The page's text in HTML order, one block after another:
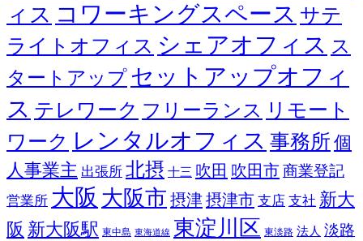
ィス コワーキングスペース サテ
ライトオフィス シェアオフィス ス
タートアップセットアップオフィ
ス テレワーク フリーランス リモート
ワーク レンタルオフィス 事務所 個
人事業主 出張所 北摂 十三 吹田 吹田市商業登記
営業所 大阪 大阪市 摂津摂津市 支店 支社 新大
阪 新大阪駅 東中島 東海道線 東淀川区 東淡路 法人 淡路